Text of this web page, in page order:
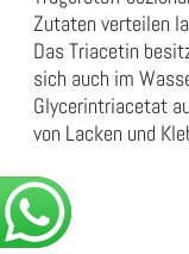
Zutaten verteilen
Das Triacetin
sich auch im
Glycerintriacetat
von Lacken und